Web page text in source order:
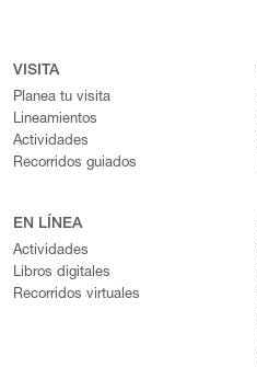
VISITA
Planea tu visita
Lineamientos
Actividades
Recorridos guiados
EN LÍNEA
Actividades
Libros digitales
Recorridos virtuales